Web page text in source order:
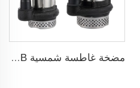
مضخة غاطسة شمسية ZQB مضخة ري لمياه الري